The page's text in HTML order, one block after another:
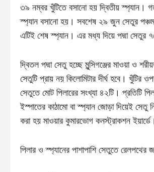
৩৯ নম্বর খুঁটিতে বসানো হয় দ্বিতীয়
স্প্যান বসানো হয়। সবশেষ ২৯ জুন সেতুর পঞ্চম
এটিই শেষ স্প্যান। এর মধ্য দিয়ে পদ্মা সেতুর
দ্বিতল পদ্মা সেতু হচ্ছে মুন্সিগঞ্জের মাওয়া ও
সেতুটি প্রায় নয় কিলোমিটার দীর্ঘ হবে।
সেতুতে মোট পিলারের সংখ্যা ৪২টি। প্রতিটি
ইস্পাতের কাঠামো বা স্প্যান জোড়া দিয়েই সেতু
করা হয় মাওয়ার কুমারভোগ কনস্ট্রাকশন ইয়ার্ডে।
পিলার ও স্প্যানের পাশাপাশি সেতুতে রেলপথের